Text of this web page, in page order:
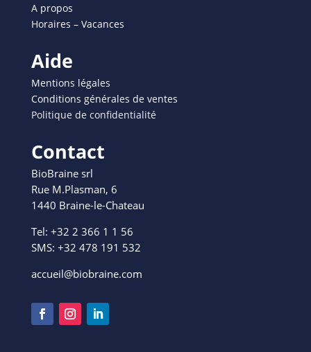
A propos
Horaires – Vacances
Aide
Mentions légales
Conditions générales de ventes
Politique de confidentialité
Contact
BioBraine srl
Rue M.Plasman, 6
1440 Braine-le-Chateau
Tel: +32 2 366 1 1 56
SMS: +32 478 191 532
accueil@biobraine.com